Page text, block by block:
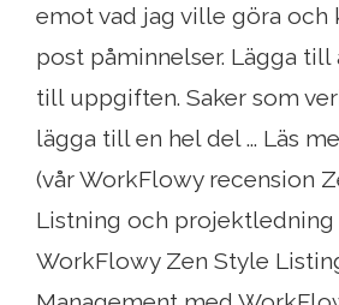
emot vad jag ville göra och
post påminnelser. Lägga
till uppgiften. Saker som
lägga till en hel del ... Läs
(vår WorkFlowy recension
Listning och projektledning
WorkFlowy Zen Style